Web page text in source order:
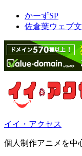
かーずSP
佐倉葉ウェブ
イイ・アクセス
個人制作アニメを中